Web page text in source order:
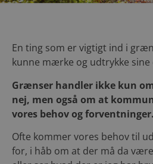
En ting som er vigtigt ind i
kunne mærke og udtrykke sine
Grænser handler ikke kun
nej, men også om at
vores behov og forventninger.
Ofte kommer vores behov til
for, i håb om at der må da